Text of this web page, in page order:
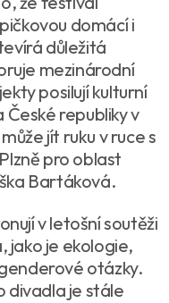
domácí i
důležitá
mezinárodní
posilují kulturní
republiky v
jít ruku v ruce s
pro oblast
Bartáková.
v letošní soutěži
jako je ekologie,
otázky.
divadla je stále